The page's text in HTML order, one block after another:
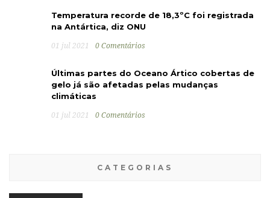
Temperatura recorde de 18,3ºC foi registrada
na Antártica, diz ONU
01 jul 2021 0 Comentários
Últimas partes do Oceano Ártico cobertas de
gelo já são afetadas pelas mudanças
climáticas
01 jul 2021 0 Comentários
CATEGORIAS